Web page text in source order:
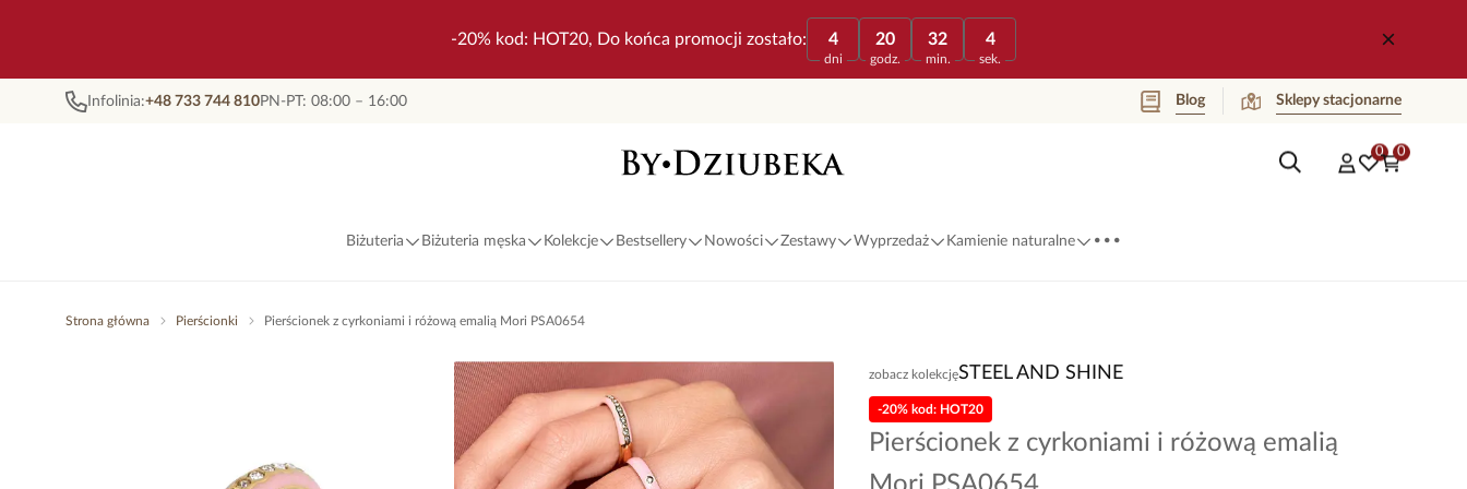
-20% kod: HOT20, Do końca promocji zostało: 4
dni
20
godz.
32
min.
4
sek.
Infolinia:+48 733 744 810PN-PT: 08:00 – 16:00 Blog Sklepy stacjonarne
0 0
Biżuteria Biżuteria męska Kolekcje Bestsellery Nowości Zestawy Wyprzedaż Kamienie naturalne ...
Strona główna Pierścionki Pierścionek z cyrkoniami i różową emalią Mori PSA0654
zobacz kolekcjęSTEEL AND SHINE
Pierścionek z cyrkoniami i różową emalią
-20% kod: HOT20